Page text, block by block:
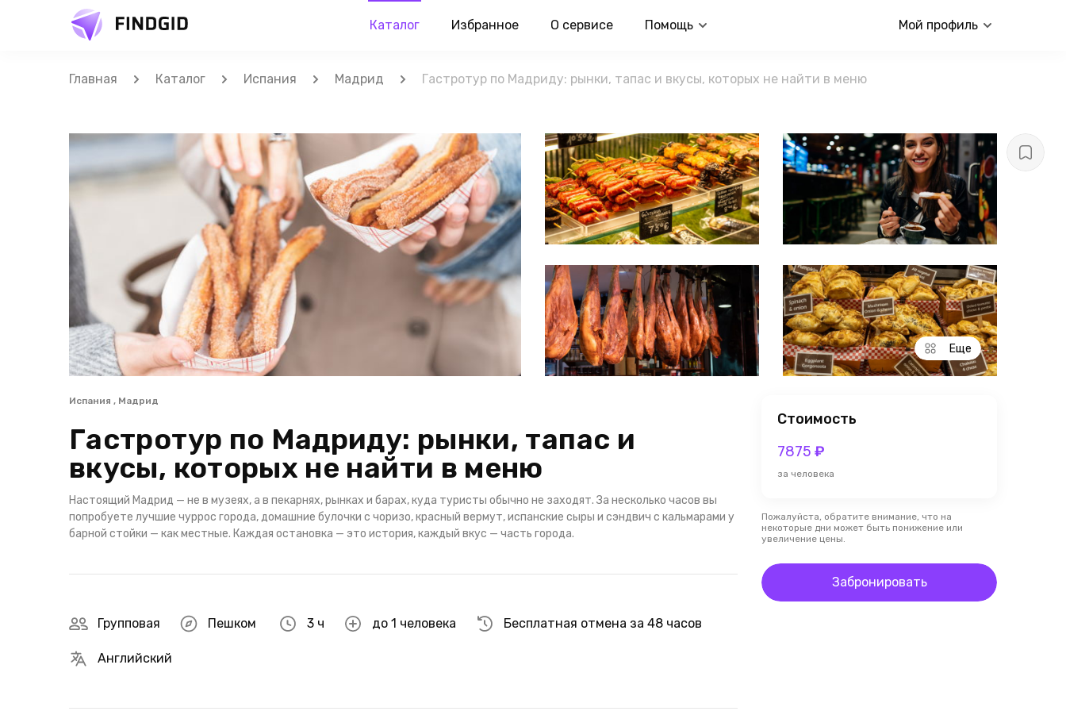
Каталог Избранное О сервисе Помощь Мой профиль
Главная Каталог Испания Мадрид Гастротур по Мадриду: рынки, тапас и вкусы, которых не найти в меню
Еще
Испания , Мадрид
Гастротур по Мадриду: рынки, тапас и
вкусы, которых не найти в меню
Настоящий Мадрид — не в музеях, а в пекарнях, рынках и барах, куда туристы обычно не заходят. За несколько часов вы
попробуете лучшие чуррос города, домашние булочки с чоризо, красный вермут, испанские сыры и сэндвич с кальмарами у
барной стойки — как местные. Каждая остановка — это история, каждый вкус — часть города.
Групповая Пешком 3 ч до 1 человека Бесплатная отмена за 48 часов
Английский
Стоимость
7875 ₽
за человека
Пожалуйста, обратите внимание, что на
некоторые дни может быть понижение или
увеличение цены.
Забронировать